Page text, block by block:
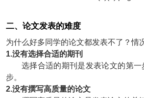
二、论文发表的难度
为什么好多同学的论文都发表不了？情
1.没有选择合适的期刊
选择合适的期刊是发表论文的第
步。
2.没有撰写高质量的论文